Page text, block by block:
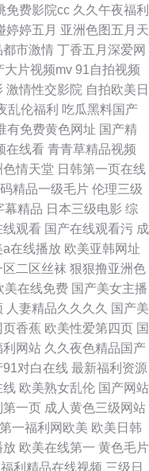
导航福利视频在线观看 久久
网站在线免费观看 狠狠色综
成人做爱免费导航网 蜜臀在
网在线 精品毛片久久 在线视
香蕉AV 天堂人妻一区二区 国
品 超碰91人妻在线 久久99精
免费在线 国产传媒专区 欧美
产久精国产 91欧美日韩 中文
一区二区 91传媒my 午夜tv影
妇视频在线观看 国产亚洲色
久婷婷欧美 日本在线不卡一
图综合 天堂mv 国产性在线视
免费影院cc 久久午夜福利
婷婷五月 亚洲色图五月天
都市激情 丁香五月深爱网
大片视频mv 91自拍视频
激情性交影院 自拍欧美日
乱伦福利 吃瓜黑料国产
有免费黄色网址 国产精
在线看 青青草精品视频
色情天堂 日韩第一页在线
精品一级毛片 伦理三级
幕精品 日本三级电影 综
线观看 国产在线观看污 成
a在线播放 欧美亚韩网址
区二区丝袜 狠狠撸亚洲色
美在线免费 国产美女主播
人妻精品久久久久 国产美
页香蕉 欧美性爱第四页 国
利网站 久久夜色精品国产
91对白在线 最新福利资源
线 欧美熟女乱伦 国产网站
第一页 成人黄色三级网站
第一福利网欧美 欧美日韩
放 欧美在线第一 黄色毛片
福利精品在线视频 三级日